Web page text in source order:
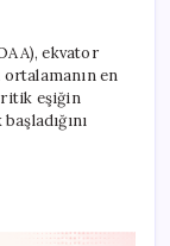
ekvator
ortalamanın en
eşiğin